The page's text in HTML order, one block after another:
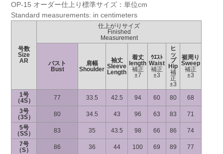
OP-15 オーダー仕上り標準サイズ：単位cm
Standard measurements: in centimeters
号数
Size
AR
仕上がりサイズ
Finished
Measurement
バスト
Bust
肩幅
Shoulder
袖丈
Sleeve
Length
着丈
length
補正
±7
ｳｴｽﾄ
Waist
補正
±3
ヒ
ッ
プ
Hip
補
正
±3
裾周り
Sweep
補正
±3
1号
（4S）
77 33.5 42.5 94 60 80
68
3号
（3S）
80 34.5 43 96 63 83
71
5号
（SS）
83 35 43.5 98 66 86
74
7号
（S）
86 36 44 100 69 89
77